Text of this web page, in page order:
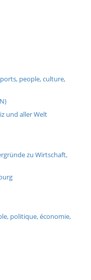
people, culture,
und aller Welt
zu Wirtschaft,
politique, économie,